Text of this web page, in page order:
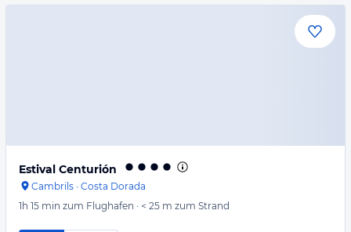
Estival Centurión
Cambrils · Costa Dorada
1h 15 min zum Flughafen · < 25 m zum Strand